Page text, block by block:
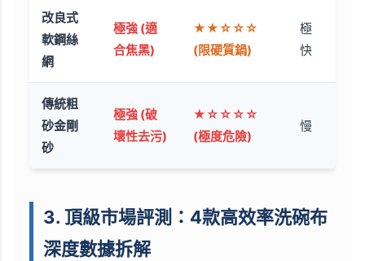
改良式
軟鋼絲
網
極強 (適
合焦黑)
★★☆☆☆
(限硬質鍋)
極
快
傳統粗
砂金剛
砂
極強 (破
壞性去污)
★☆☆☆☆
(極度危險)
慢
3. 頂級市場評測：4款高效率洗碗布
深度數據拆解